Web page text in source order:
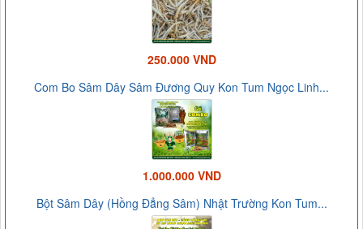
250.000 VND
Com Bo Sâm Dây Sâm Đương Quy Kon Tum Ngọc Linh...
1.000.000 VND
Bột Sâm Dây (Hồng Đẳng Sâm) Nhật Trường Kon Tum...